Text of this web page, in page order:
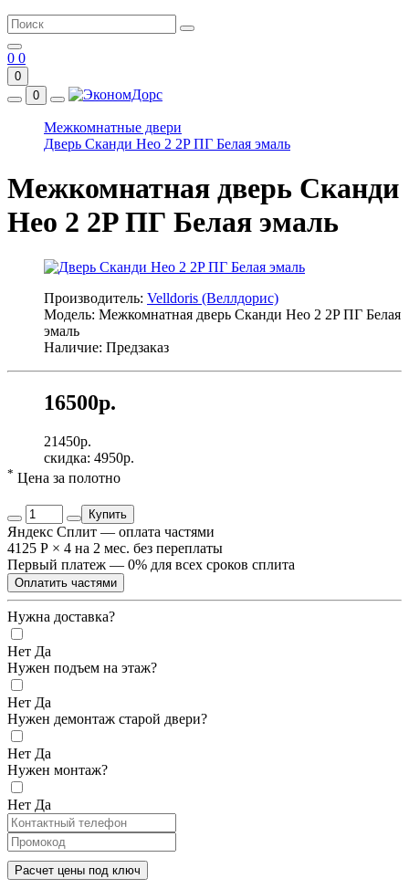
0 0
0
0
Межкомнатные двери
Дверь Сканди Нео 2 2P ПГ Белая эмаль
Межкомнатная дверь Сканди
Нео 2 2P ПГ Белая эмаль
Производитель: Velldoris (Веллдорис)
Модель: Межкомнатная дверь Сканди Нео 2 2P ПГ Белая
эмаль
Наличие: Предзаказ
16500р.
21450р.
скидка: 4950р.
* Цена за полотно
Купить
Яндекс Сплит — оплата частями
4125 Р × 4 на 2 мес. без переплаты
Первый платеж — 0% для всех сроков сплита
Оплатить частями
Нужна доставка?
Нет Да
Нужен подъем на этаж?
Нет Да
Нужен демонтаж старой двери?
Нет Да
Нужен монтаж?
Нет Да
Расчет цены под ключ